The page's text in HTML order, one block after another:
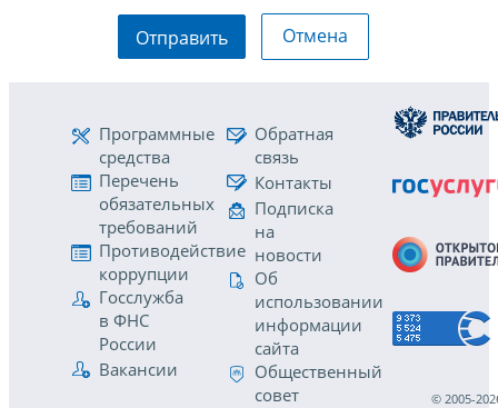
Отправить Отмена
Программные
средства
Перечень
обязательных
требований
Противодействие
коррупции
Госслужба
в ФНС
России
Вакансии
Обратная
связь
Контакты
Подписка
на
новости
Об
использовании
информации
сайта
Общественный
совет
© 2005-